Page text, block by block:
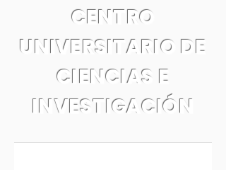
CENTRO
UNIVERSITARIO DE
CIENCIAS E
INVESTIGACIÓN